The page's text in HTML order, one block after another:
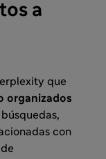
a
que
organizados
con